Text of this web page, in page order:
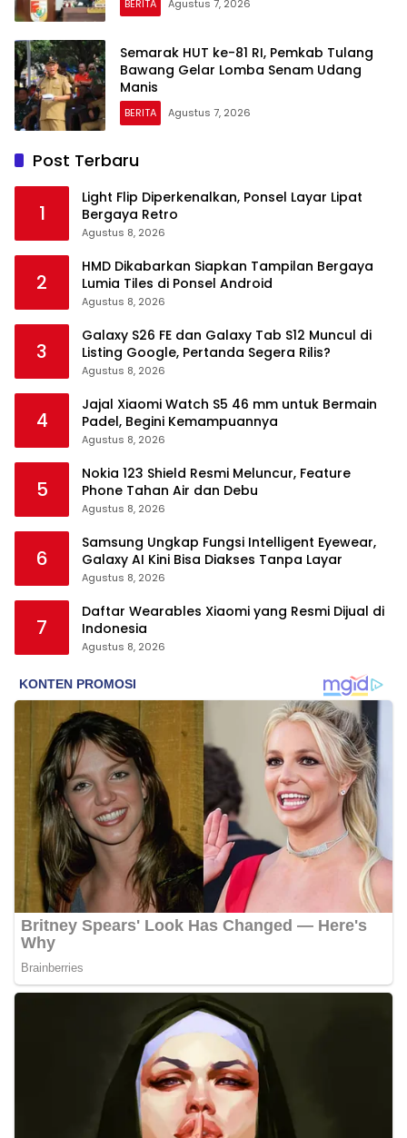
BERITA Agustus 7, 2026
Semarak HUT ke-81 RI, Pemkab Tulang
Bawang Gelar Lomba Senam Udang
Manis
BERITA Agustus 7, 2026
Post Terbaru
1
Light Flip Diperkenalkan, Ponsel Layar Lipat
Bergaya Retro
Agustus 8, 2026
2
HMD Dikabarkan Siapkan Tampilan Bergaya
Lumia Tiles di Ponsel Android
Agustus 8, 2026
3
Galaxy S26 FE dan Galaxy Tab S12 Muncul di
Listing Google, Pertanda Segera Rilis?
Agustus 8, 2026
4
Jajal Xiaomi Watch S5 46 mm untuk Bermain
Padel, Begini Kemampuannya
Agustus 8, 2026
5
Nokia 123 Shield Resmi Meluncur, Feature
Phone Tahan Air dan Debu
Agustus 8, 2026
6
Samsung Ungkap Fungsi Intelligent Eyewear,
Galaxy AI Kini Bisa Diakses Tanpa Layar
Agustus 8, 2026
7
Daftar Wearables Xiaomi yang Resmi Dijual di
Indonesia
Agustus 8, 2026